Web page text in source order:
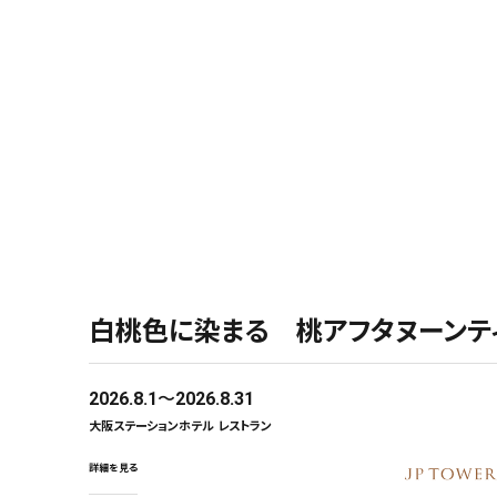
「THE LOBBY LOUNGE」
2026.8.1 2026.8.31
大阪ステーションホテル レストラン
詳細を見る